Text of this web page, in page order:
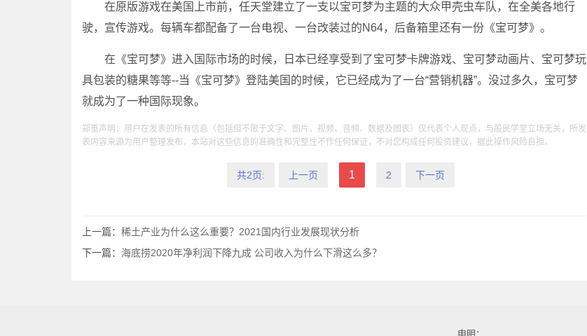
在原版游戏在美国上市前，任天堂建立了一支以宝可梦为主题的大众甲壳虫车队，在全美各地行
驶，宣传游戏。每辆车都配备了一台电视、一台改装过的N64，后备箱里还有一份《宝可梦》。
在《宝可梦》进入国际市场的时候，日本已经享受到了宝可梦卡牌游戏、宝可梦动画片、宝可梦玩
具包装的糖果等等--当《宝可梦》登陆美国的时候，它已经成为了一台“营销机器”。没过多久，宝可梦
就成为了一种国际现象。
郑重声明：用户在发表的所有信息（包括但不限于文字、图片、视频、音频、数据及图表）仅代表个人观点，与股民学堂立场无关，所发
表内容来源为用户整理发布，本站对这些信息的准确性和完整性不作任何保证，不对您构成任何投资建议，据此操作风险自担。
共2页: 上一页 1 2 下一页
上一篇： 稀土产业为什么这么重要？2021国内行业发展现状分析
下一篇： 海底捞2020年净利润下降九成 公司收入为什么下滑这么多？
申明：